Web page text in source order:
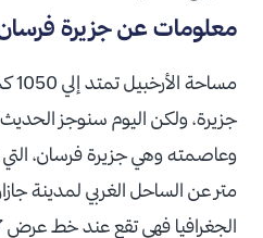
معلومات عن جزيرة
مساحة الأرخبيل تمتد إلي 1050 كم
جزيرة، ولكن اليوم سنوجز الحديث
وعاصمته وهي جزيرة فرسان،
متر عن الساحل الغربي لمدينة